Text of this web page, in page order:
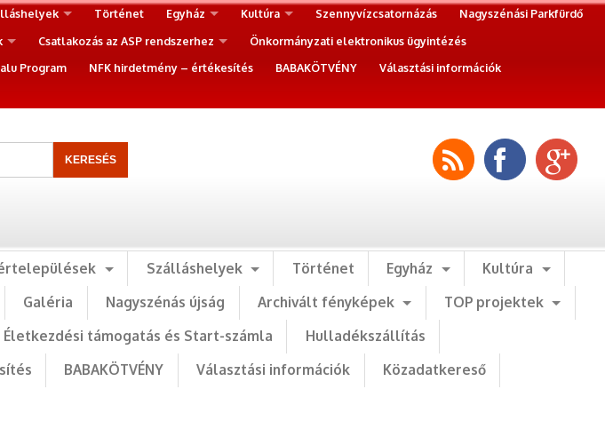
Történet Egyház Kultúra Szennyvízcsatornázás
Nagyszénási Parkfürdő
Csatlakozás az ASP rendszerhez
Önkormányzati elektronikus ügyintézés
Program NFK hirdetmény – értékesítés BABAKÖTVÉNY
Választási információk
Szálláshelyek Történet Egyház
Kultúra
Galéria Nagyszénás újság Archivált fényképek
TOP projektek
Életkezdési támogatás és Start-számla
Hulladékszállítás
BABAKÖTVÉNY Választási információk
Közadatkereső